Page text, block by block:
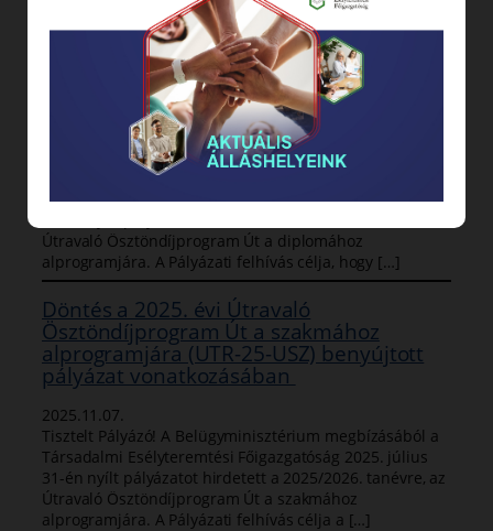
Döntés a 2025. évi Útravaló
Ösztöndíjprogram Út a diplomához
alprogramjára (UTR-25-UD) benyújtott
pályázat vonatkozásában
Tisztelt Pályázó! A Belügyminisztérium megbízásából a
Társadalmi Esélyteremtési Főigazgatóság 2025. július
Útravaló Ösztöndíjprogram Út a diplomához
alprogramjára. A Pályázati felhívás célja, hogy […]
Döntés a 2025. évi Útravaló
Ösztöndíjprogram Út a szakmához
alprogramjára (UTR-25-USZ) benyújtott
pályázat vonatkozásában
2025.11.07.
Tisztelt Pályázó! A Belügyminisztérium megbízásából a
Társadalmi Esélyteremtési Főigazgatóság 2025. július
31-én nyílt pályázatot hirdetett a 2025/2026. tanévre, az
Útravaló Ösztöndíjprogram Út a szakmához
alprogramjára. A Pályázati felhívás célja a […]